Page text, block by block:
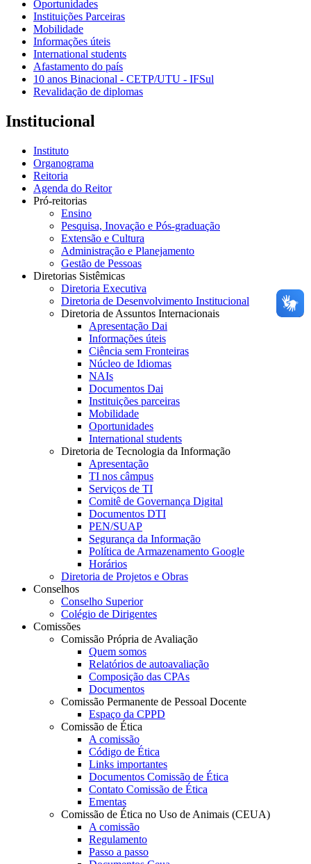
Oportunidades
Instituições Parceiras
Mobilidade
Informações úteis
International students
Afastamento do país
10 anos Binacional - CETP/UTU - IFSul
Revalidação de diplomas
Institucional
Instituto
Organograma
Reitoria
Agenda do Reitor
Pró-reitorias
Ensino
Pesquisa, Inovação e Pós-graduação
Extensão e Cultura
Administração e Planejamento
Gestão de Pessoas
Diretorias Sistêmicas
Diretoria Executiva
Diretoria de Desenvolvimento Institucional
Diretoria de Assuntos Internacionais
Apresentação Dai
Informações úteis
Ciência sem Fronteiras
Núcleo de Idiomas
NAIs
Documentos Dai
Instituições parceiras
Mobilidade
Oportunidades
International students
Diretoria de Tecnologia da Informação
Apresentação
TI nos câmpus
Serviços de TI
Comitê de Governança Digital
Documentos DTI
PEN/SUAP
Segurança da Informação
Política de Armazenamento Google
Horários
Diretoria de Projetos e Obras
Conselhos
Conselho Superior
Colégio de Dirigentes
Comissões
Comissão Própria de Avaliação
Quem somos
Relatórios de autoavaliação
Composição das CPAs
Documentos
Comissão Permanente de Pessoal Docente
Espaço da CPPD
Comissão de Ética
A comissão
Código de Ética
Links importantes
Documentos Comissão de Ética
Contato Comissão de Ética
Ementas
Comissão de Ética no Uso de Animais (CEUA)
A comissão
Regulamento
Passo a passo